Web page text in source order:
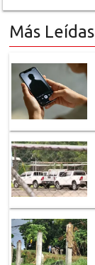
Más Leídas